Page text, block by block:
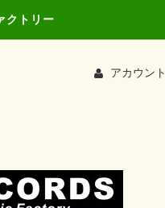
クトリー
アカウント